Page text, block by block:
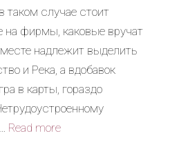
таком случае стоит
на фирмы, каковые вручат
надлежит выделить
и Река, а вдобавок
в карты, гораздо
Read more